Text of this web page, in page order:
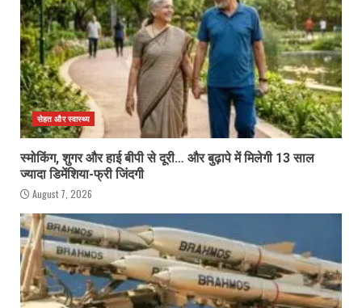
सेहत और स्वास्थ्य
स्मोकिंग, शुगर और हाई बीपी से दूरी… और बुढ़ापे में मिलेगी 13 साल
ज्यादा डिमेंशिया-फ्री जिंदगी
August 7, 2026